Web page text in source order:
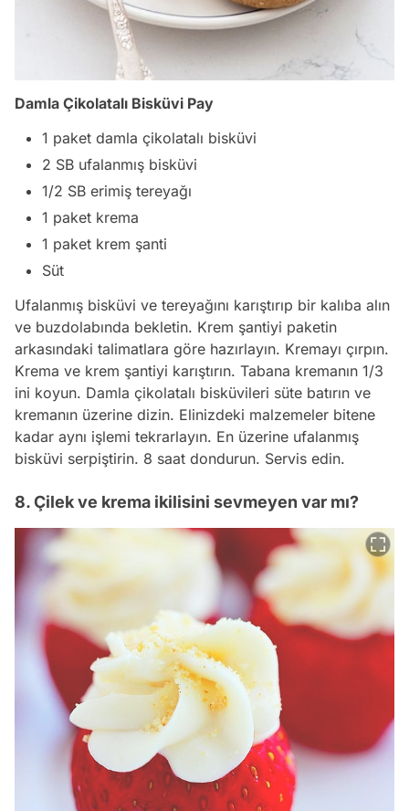
Damla Çikolatalı Bisküvi Pay
1 paket damla çikolatalı bisküvi
2 SB ufalanmış bisküvi
1/2 SB erimiş tereyağı
1 paket krema
1 paket krem şanti
Süt
Ufalanmış bisküvi ve tereyağını karıştırıp bir kalıba alın
ve buzdolabında bekletin. Krem şantiyi paketin
arkasındaki talimatlara göre hazırlayın. Kremayı çırpın.
Krema ve krem şantiyi karıştırın. Tabana kremanın 1/3
ini koyun. Damla çikolatalı bisküvileri süte batırın ve
kremanın üzerine dizin. Elinizdeki malzemeler bitene
kadar aynı işlemi tekrarlayın. En üzerine ufalanmış
bisküvi serpiştirin. 8 saat dondurun. Servis edin.
8. Çilek ve krema ikilisini sevmeyen var mı?